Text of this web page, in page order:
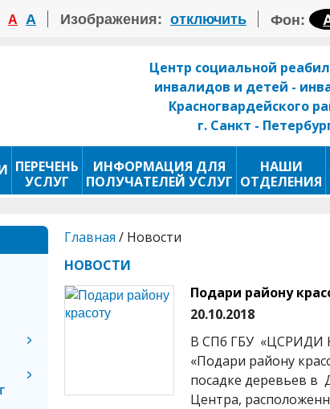
А А Изображения: отключить Фон:
Центр социальной
инвалидов и детей -
Красногвардейского
г. Санкт -
ПЕРЕЧЕНЬ
УСЛУГ
ИНФОРМАЦИЯ ДЛЯ
ПОЛУЧАТЕЛЕЙ УСЛУГ
НАШИ
ОТДЕЛЕНИЯ
Главная / Новости
НОВОСТИ
Подари району
20.10.2018
В СПб ГБУ «ЦСРИДИ
«Подари району
посадке деревьев в
Центра,